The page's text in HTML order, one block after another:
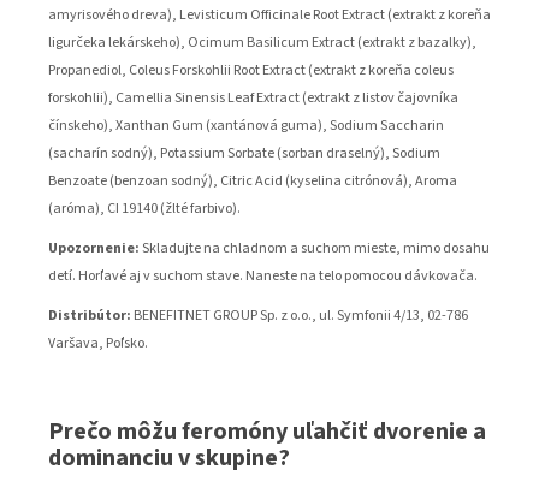
amyrisového dreva), Levisticum Officinale Root Extract (extrakt z koreňa
ligurčeka lekárskeho), Ocimum Basilicum Extract (extrakt z bazalky),
Propanediol, Coleus Forskohlii Root Extract (extrakt z koreňa coleus
forskohlii), Camellia Sinensis Leaf Extract (extrakt z listov čajovníka
čínskeho), Xanthan Gum (xantánová guma), Sodium Saccharin
(sacharín sodný), Potassium Sorbate (sorban draselný), Sodium
Benzoate (benzoan sodný), Citric Acid (kyselina citrónová), Aroma
(aróma), CI 19140 (žlté farbivo).
Upozornenie:Skladujte na chladnom a suchom mieste, mimo dosahu
detí. Horľavé aj v suchom stave. Naneste na telo pomocou dávkovača.
Distribútor: BENEFITNET GROUP Sp. z o.o., ul. Symfonii 4/13, 02-786
Varšava, Poľsko.
Prečo môžu feromóny uľahčiť dvorenie a
dominanciu v skupine?